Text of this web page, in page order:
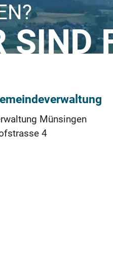
SIND
Münsingen
4